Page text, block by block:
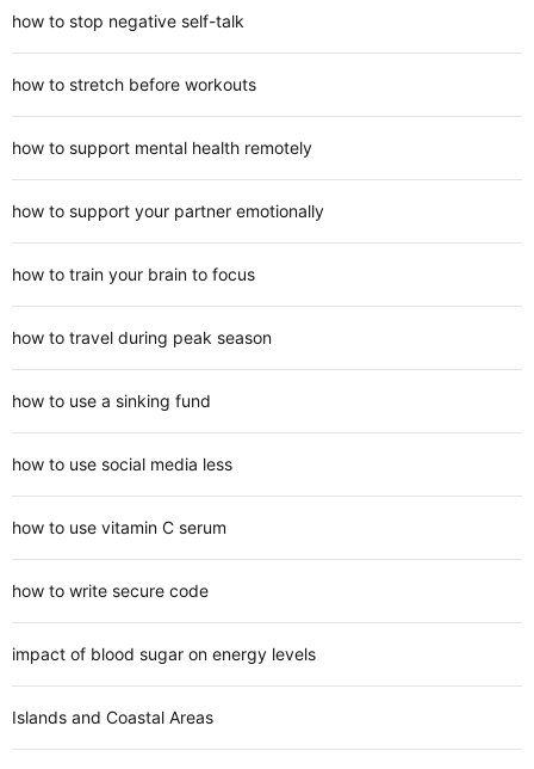
how to stop negative self-talk
how to stretch before workouts
how to support mental health remotely
how to support your partner emotionally
how to train your brain to focus
how to travel during peak season
how to use a sinking fund
how to use social media less
how to use vitamin C serum
how to write secure code
impact of blood sugar on energy levels
Islands and Coastal Areas